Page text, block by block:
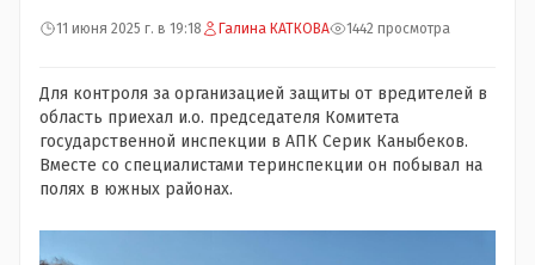
11 июня 2025 г. в 19:18 Галина КАТКОВА 1442 просмотра
Для контроля за организацией защиты от вредителей в
область приехал и.о. председателя Комитета
государственной инспекции в АПК Серик Каныбеков.
Вместе со специалистами теринспекции он побывал на
полях в южных районах.